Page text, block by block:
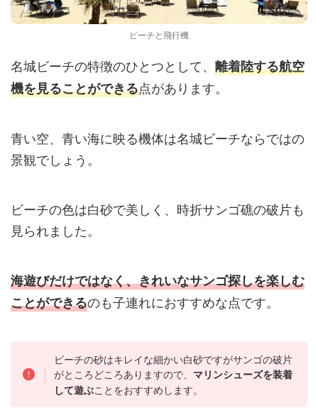
ビーチと飛行機
名城ビーチの特徴のひとつとして、 離着陸する航空
機を見ることができる点があります。
青い空、青い海に映る機体は名城ビーチならではの
景観でしょう。
ビーチの色は白砂で美しく、時折サンゴ礁の破片も
見られました。
海遊びだけではなく、きれいなサンゴ探しを楽しむ
ことができるのも子連れにおすすめな点です。
ビーチの砂はキレイな細かい白砂ですがサンゴの破片
がところどころありますので、 マリンシューズを装着
して遊ぶことをおすすめします。